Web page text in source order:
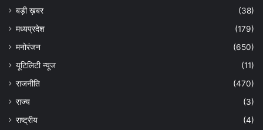
बड़ी ख़बर
(38)
मध्यप्रदेश
(179)
मनोरंजन
(650)
यूटिलिटी न्यूज
(11)
राजनीति
(470)
राज्य
(3)
राष्ट्रीय
(4)